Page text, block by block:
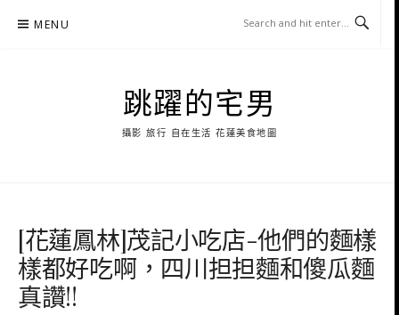
MENU
跳躍的宅男
攝影 旅行 自在生活 花蓮美食地圖
[花蓮鳳林]茂記小吃店-他們的麵樣
樣都好吃啊，四川担担麵和傻瓜麵
真讚!!